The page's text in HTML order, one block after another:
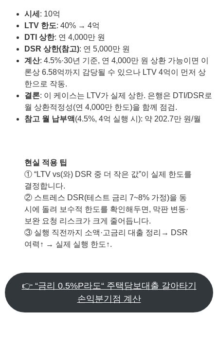
시세 : 10억
LTV 한도: 40% → 4억
DTI 상한: 연 4,000만 원
DSR 상한(참고): 연 5,000만 원
계산: 4.5%·30년 기준, 연 4,000만 원 상환 가능이면 이
론상 6.58억까지 감당될 수 있으나 LTV 4억이 먼저 상
한으로 작동.
결론: 이 케이스는 LTV가 실제 상한. 은행은 DTI/DSR로
월 상환적정성(연 4,000만 한도)을 함께 점검.
참고 월 납부액(4.5%, 4억 실행 시): 약 202.7만 원/월
현실 적용 팁
① “LTV vs(와) DSR 중 더 작은 값”이 실제 한도를
결정합니다.
② 스트레스 DSR(테스트 금리 7~8% 가정)을 동
시에 돌려 보수적 한도를 확인해두면, 막판 변동·
보완 요청 리스크가 크게 줄어듭니다.
③ 실행 직전까지 소액·고금리 대출 정리→ DSR
여력↑ → 실제 실행 한도↑.
👉 “금리 0.5%P라도“ 주택담보대출 갈아타기
손익분기점 계산